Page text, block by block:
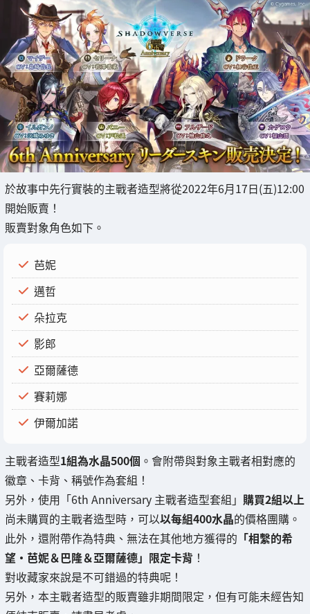
於故事中先行實裝的主戰者造型將從2022年6月17日(五)12:00
開始販賣！
販賣對象角色如下。
芭妮
邁哲
朵拉克
影郎
亞爾薩德
賽莉娜
伊爾加諾
主戰者造型1組為水晶500個 。會附帶與對象主戰者相對應的
徽章、卡背、稱號作為套組！
另外，使用「6th Anniversary 主戰者造型套組」 購買2組以上
尚未購買的主戰者造型時，可以以每組400水晶的價格團購。
此外，還附帶作為特典、無法在其他地方獲得的 「相繫的希
望・芭妮＆巴隆＆亞爾薩德」限定卡背 ！
對收藏家來說是不可錯過的特典呢！
另外，本主戰者造型的販賣雖非期間限定，但有可能未經告知